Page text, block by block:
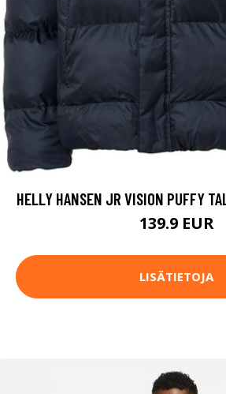
HELLY HANSEN JR VISION PUFFY
139.9 EUR
LISÄTIETOJA